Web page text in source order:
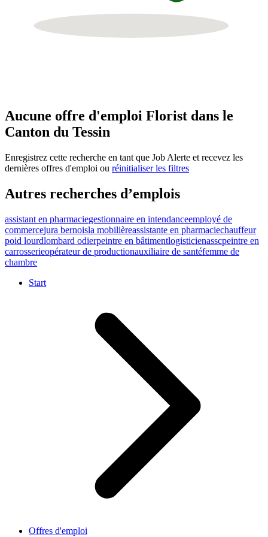
Aucune offre d'emploi Florist dans le
Canton du Tessin
Enregistrez cette recherche en tant que Job Alerte et recevez les
dernières offres d'emploi ou réinitialiser les filtres
Autres recherches d’emplois
assistant en pharmaciegestionnaire en intendanceemployé de
commercejura bernoisla mobilièreassistante en pharmaciechauffeur
poid lourdlombard odierpeintre en bâtimentlogisticienasscpeintre en
carrosserieopérateur de productionauxiliaire de santéfemme de
chambre
Start
Offres d'emploi